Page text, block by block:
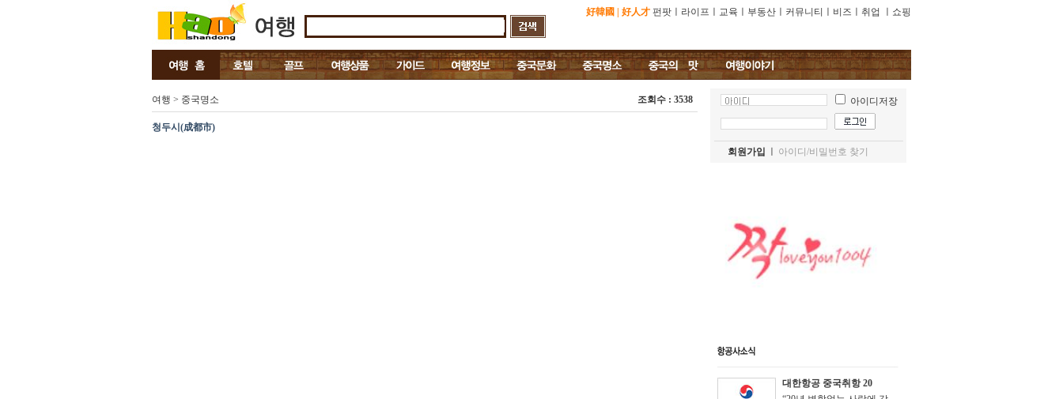
好韓國 好人才 펀팟 라이프 교육 부동산 커뮤니티 비즈 취업 쇼핑
여행 > 중국명소 조회수 : 3538
청두시(成都市)